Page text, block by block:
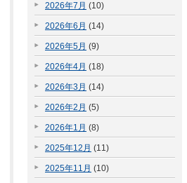
2026年7月 (10)
2026年6月 (14)
2026年5月 (9)
2026年4月 (18)
2026年3月 (14)
2026年2月 (5)
2026年1月 (8)
2025年12月 (11)
2025年11月 (10)